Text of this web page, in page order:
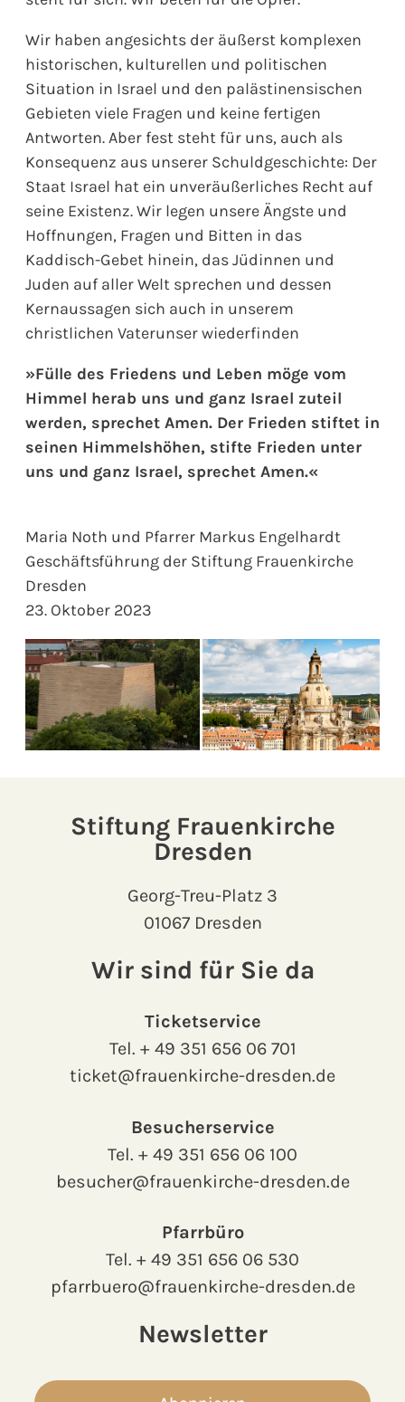
Wir haben angesichts der äußerst komplexen
historischen, kulturellen und politischen
Situation in Israel und den palästinensischen
Gebieten viele Fragen und keine fertigen
Antworten. Aber fest steht für uns, auch als
Konsequenz aus unserer Schuldgeschichte: Der
Staat Israel hat ein unveräußerliches Recht auf
seine Existenz. Wir legen unsere Ängste und
Hoffnungen, Fragen und Bitten in das
Kaddisch-Gebet hinein, das Jüdinnen und
Juden auf aller Welt sprechen und dessen
Kernaussagen sich auch in unserem
christlichen Vaterunser wiederfinden
»Fülle des Friedens und Leben möge vom
Himmel herab uns und ganz Israel zuteil
werden, sprechet Amen. Der Frieden stiftet in
seinen Himmelshöhen, stifte Frieden unter
uns und ganz Israel, sprechet Amen.«
Maria Noth und Pfarrer Markus Engelhardt
Geschäftsführung der Stiftung Frauenkirche
Dresden
23. Oktober 2023
Stiftung Frauenkirche
Dresden
Georg-Treu-Platz 3
01067 Dresden
Wir sind für Sie da
Ticketservice
Tel. + 49 351 656 06 701
ticket@frauenkirche-dresden.de
Besucherservice
Tel. + 49 351 656 06 100
besucher@frauenkirche-dresden.de
Pfarrbüro
Tel. + 49 351 656 06 530
pfarrbuero@frauenkirche-dresden.de
Newsletter